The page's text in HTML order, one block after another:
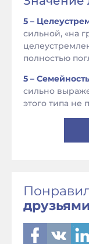
5 –
сильной, «на
полностью
5 –
сильно
этого типа не